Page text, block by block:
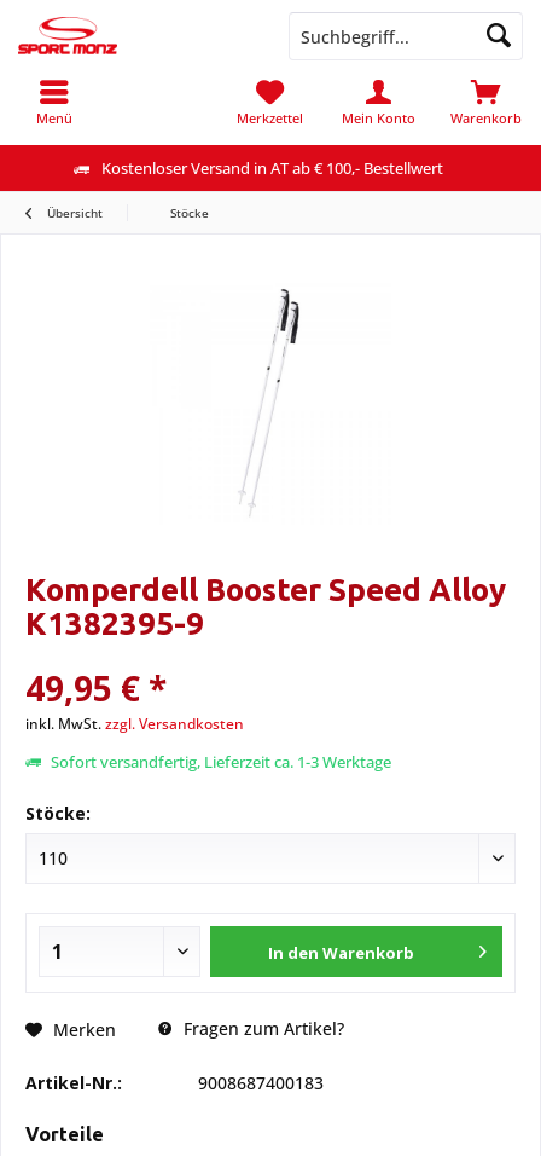
Kostenloser Versand in AT ab € 100,- Bestellwert
Menü Warenkorb
Merkzettel Mein Konto
Übersicht Stöcke
Komperdell Booster Speed Alloy
K1382395-9
49,95 € *
inkl. MwSt.zzgl. Versandkosten
Sofort versandfertig, Lieferzeit ca. 1-3 Werktage
Stöcke:
In den Warenkorb
Merken Fragen zum Artikel?
Artikel-Nr.: 9008687400183
Vorteile